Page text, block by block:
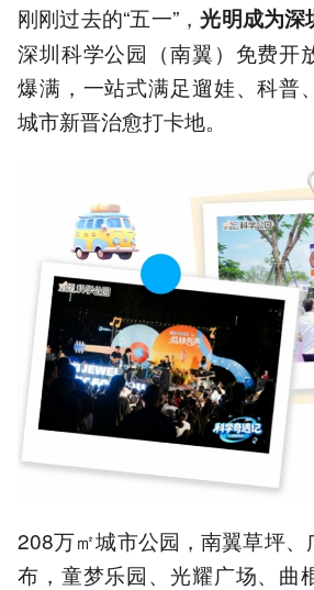
刚刚过去的“五一”，光明成为深
深圳科学公园（南翼）免费开
爆满，一站式满足遛娃、科普
城市新晋治愈打卡地。
208万㎡城市公园，南翼草坪
布，童梦乐园、光耀广场、曲